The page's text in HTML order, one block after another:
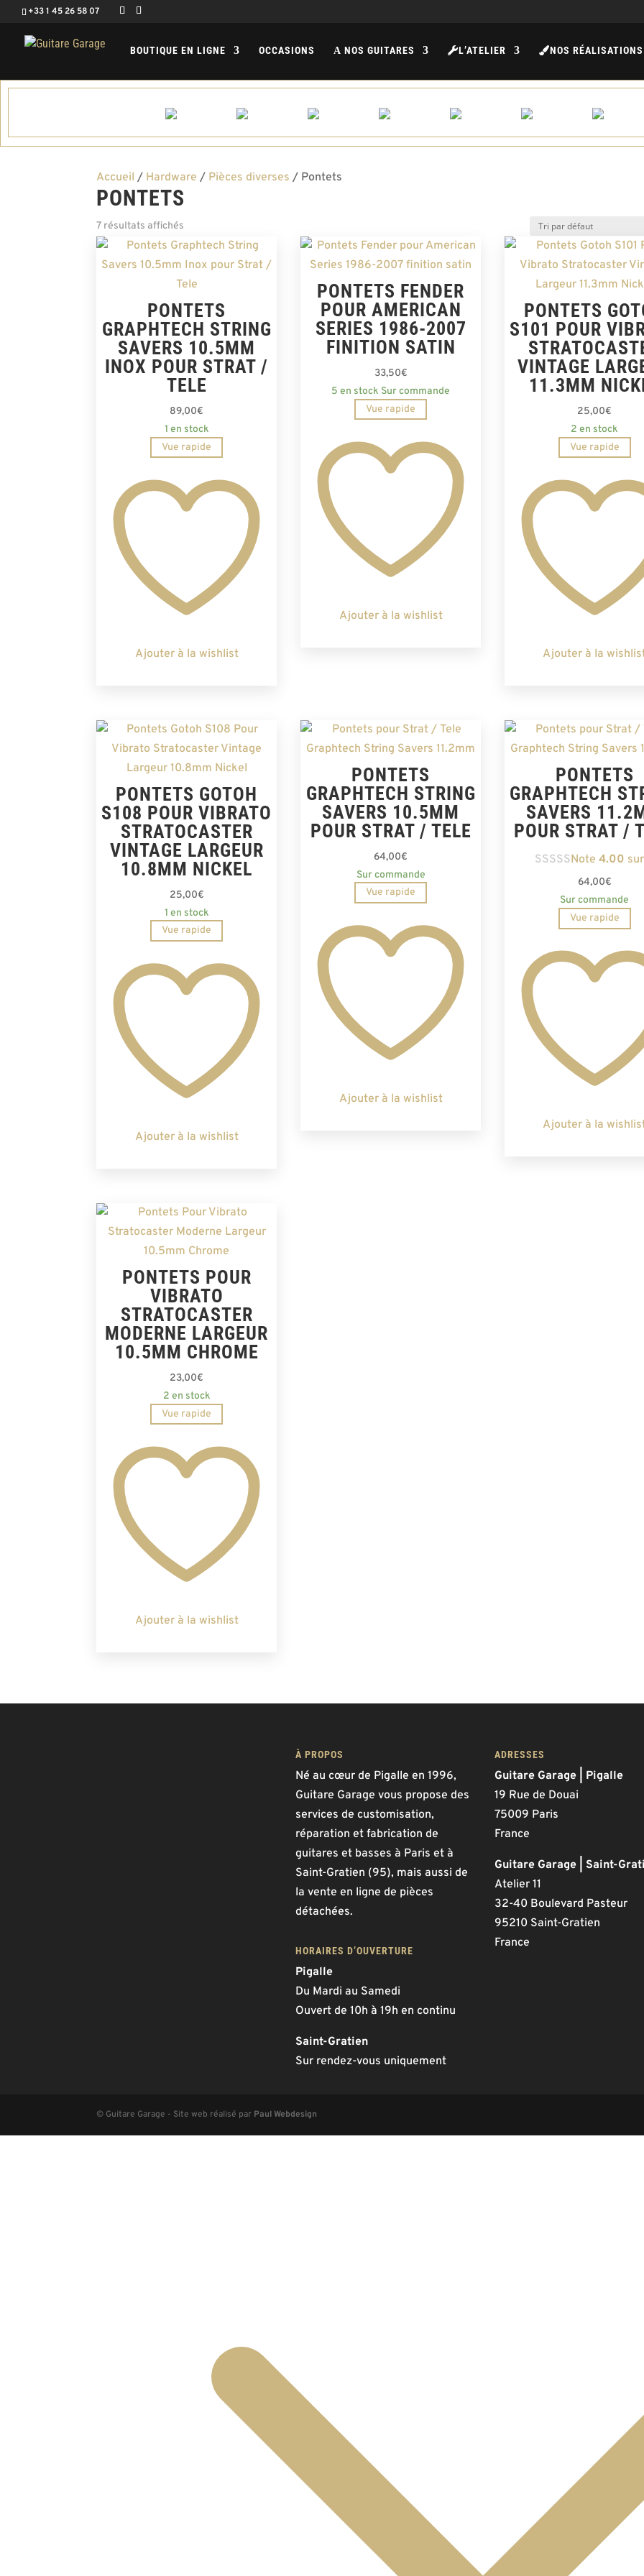
+33 1 45 26 58 07
BOUTIQUE EN LIGNE OCCASIONS A NOS GUITARES L’ATELIER NOS RÉALISATIONS
Accueil / Hardware / Pièces diverses / Pontets
PONTETS
7 résultats affichés
PONTETS
GRAPHTECH STRING
SAVERS 10.5MM
INOX POUR STRAT /
TELE
89,00€
1 en stock
Vue rapide
Ajouter à la wishlist
PONTETS FENDER
POUR AMERICAN
SERIES 1986-2007
FINITION SATIN
33,50€
5 en stock Sur commande
Vue rapide
Ajouter à la wishlist
PONTETS
S101 POUR
VINTAGE
11.3MM
25,00€
2 en stock
Vue rapide
Ajouter à la
PONTETS GOTOH
S108 POUR VIBRATO
STRATOCASTER
VINTAGE LARGEUR
10.8MM NICKEL
25,00€
1 en stock
Vue rapide
Ajouter à la wishlist
PONTETS
GRAPHTECH STRING
SAVERS 10.5MM
POUR STRAT / TELE
64,00€
Sur commande
Vue rapide
Ajouter à la wishlist
PONTETS
GRAPHTECH
SAVERS
POUR STRAT /
Note4.00
64,00€
Sur commande
Vue rapide
Ajouter à la
PONTETS POUR
VIBRATO
STRATOCASTER
MODERNE LARGEUR
10.5MM CHROME
23,00€
2 en stock
Vue rapide
Ajouter à la wishlist
À PROPOS
Né au cœur de Pigalle en 1996,
Guitare Garage vous propose des
services de customisation,
réparation et fabrication de
guitares et basses à Paris et à
Saint-Gratien (95), mais aussi de
la vente en ligne de pièces
détachées.
HORAIRES D’OUVERTURE
Pigalle
Du Mardi au Samedi
Ouvert de 10h à 19h en continu
Saint-Gratien
Sur rendez-vous uniquement
ADRESSES
Guitare Garage | Pigalle
19 Rue de Douai
75009 Paris
France
Guitare Garage | Saint-
Atelier 11
32-40 Boulevard Pasteur
95210 Saint-Gratien
France
© Guitare Garage - Site web réalisé par Paul Webdesign